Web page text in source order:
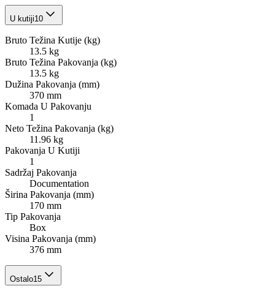
U kutiji10
Bruto Težina Kutije (kg)
13.5 kg
Bruto Težina Pakovanja (kg)
13.5 kg
Dužina Pakovanja (mm)
370 mm
Komada U Pakovanju
1
Neto Težina Pakovanja (kg)
11.96 kg
Pakovanja U Kutiji
1
Sadržaj Pakovanja
Documentation
Širina Pakovanja (mm)
170 mm
Tip Pakovanja
Box
Visina Pakovanja (mm)
376 mm
Ostalo15